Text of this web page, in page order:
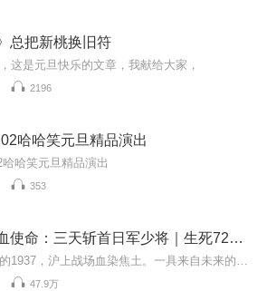
总把新桃换旧符
这是元旦快乐的文章，我献给大家，
2196
哈哈笑元旦精品演出
哈哈笑元旦精品演出
353
抗日铁血使命：三天斩首日军少将｜生死72小时｜高能狙杀
47.9万